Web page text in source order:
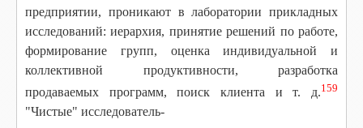
предприятии, проникают в лаборатории прикладных
исследований: иерархия, принятие решений по работе,
формирование групп, оценка индивидуальной и
коллективной продуктивности, разработка
продаваемых программ, поиск клиента и т. д.159
"Чистые" исследователь-